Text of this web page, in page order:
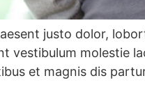
justo dolor,
vestibulum molestie
et magnis dis